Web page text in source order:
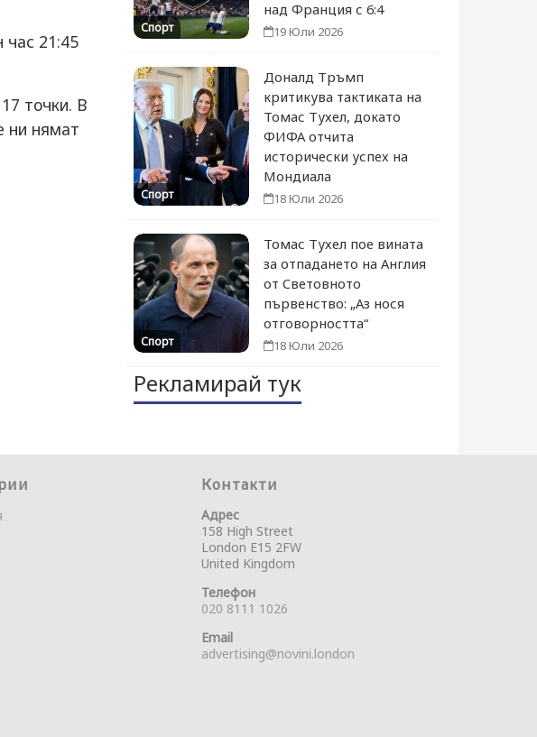
час 21:45
точки. В
ни нямат
Спорт
над Франция с 6:4
19 Юли 2026
Спорт
Доналд Тръмп
критикува тактиката на
Томас Тухел, докато
ФИФА отчита
исторически успех на
Мондиала
18 Юли 2026
Спорт
Томас Тухел пое вината
за отпадането на Англия
от Световното
първенство: „Аз нося
отговорността“
18 Юли 2026
Рекламирай тук
Контакти
Адрес
158 High Street
London E15 2FW
United Kingdom
Телефон
020 8111 1026
Email
advertising@novini.london